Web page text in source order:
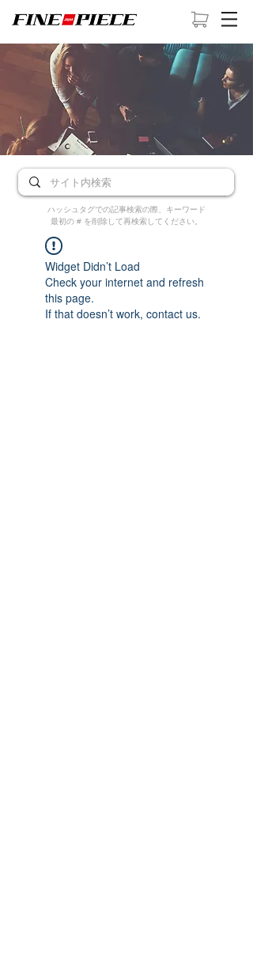
ハッシュタグでの記事検索の際、キーワード
最初の # を削除して再検索してください。
Widget Didn’t Load
Check your internet and refresh
this page.
If that doesn’t work, contact us.